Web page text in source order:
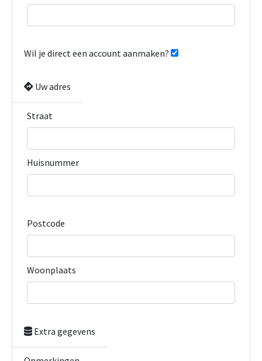
Wil je direct een account aanmaken?
Uw adres
Straat
Huisnummer
Postcode
Woonplaats
Extra gegevens